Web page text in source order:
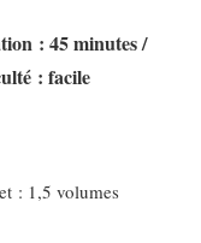
: 45 minutes /
: facile
: 1,5 volumes